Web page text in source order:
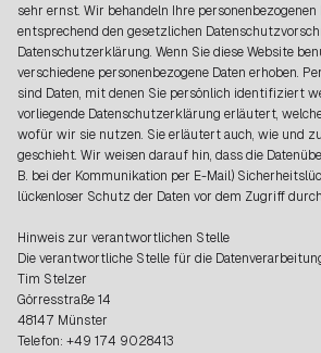
sehr ernst. Wir behandeln Ihre
entsprechend den gesetzlichen
Datenschutzerklärung. Wenn Sie diese Website
verschiedene personenbezogene Daten erhoben.
sind Daten, mit denen Sie persönlich identifiziert
vorliegende Datenschutzerklärung erläutert,
wofür wir sie nutzen. Sie erläutert auch, wie und
geschieht. Wir weisen darauf hin, dass die
B. bei der Kommunikation per E-Mail)
lückenloser Schutz der Daten vor dem Zugriff
Hinweis zur verantwortlichen Stelle
Die verantwortliche Stelle für die
Tim Stelzer
Görresstraße 14
48147 Münster
Telefon: +49 174 9028413